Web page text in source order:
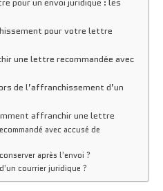
pour un envoi juridique : les
pour votre lettre
une lettre recommandée avec
de l’affranchissement d’un
affranchir une lettre
avec accusé de
après l’envoi ?
courrier juridique ?